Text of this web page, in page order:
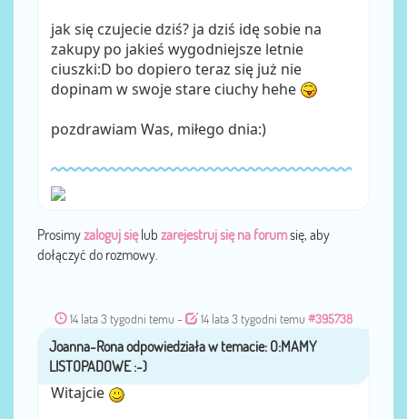
jak się czujecie dziś? ja dziś idę sobie na
zakupy po jakieś wygodniejsze letnie
ciuszki:D bo dopiero teraz się już nie
dopinam w swoje stare ciuchy hehe
pozdrawiam Was, miłego dnia:)
Prosimyzaloguj sięlub zarejestruj się na forumsię, aby
dołączyć do rozmowy.
14 lata 3 tygodni temu - 14 lata 3 tygodni temu #395738
przezJoanna-Rona
Witajcie